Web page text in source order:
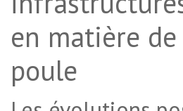
en matière
poule